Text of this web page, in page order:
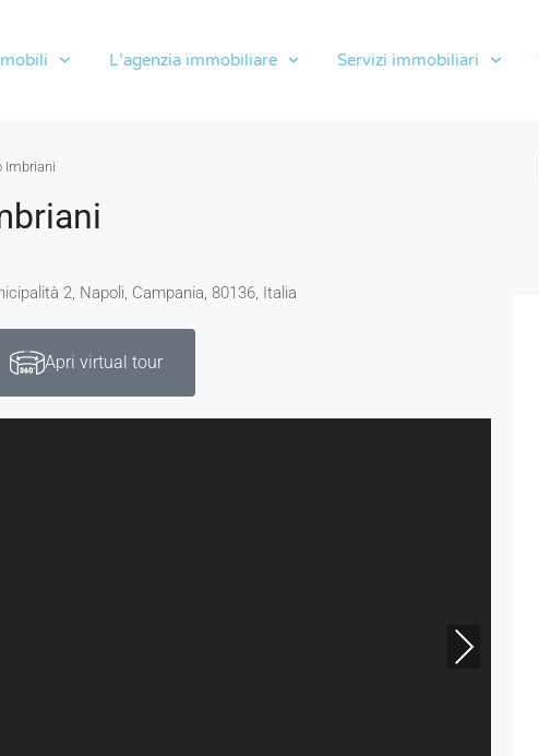
L’agenzia immobiliare Servizi immobiliari
Imbriani
2, Napoli, Campania, 80136, Italia
Apri virtual tour
Next